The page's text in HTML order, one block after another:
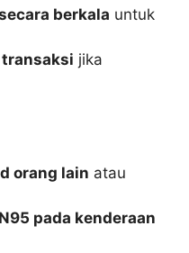
berkala untuk
jika
orang lain atau
pada kenderaan